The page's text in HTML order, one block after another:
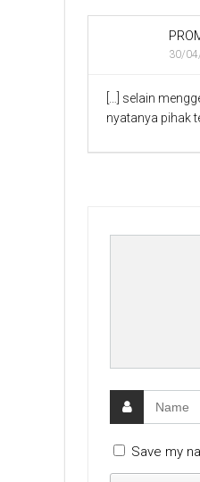
30/
[…] selain
nyatanya pihak
Save my